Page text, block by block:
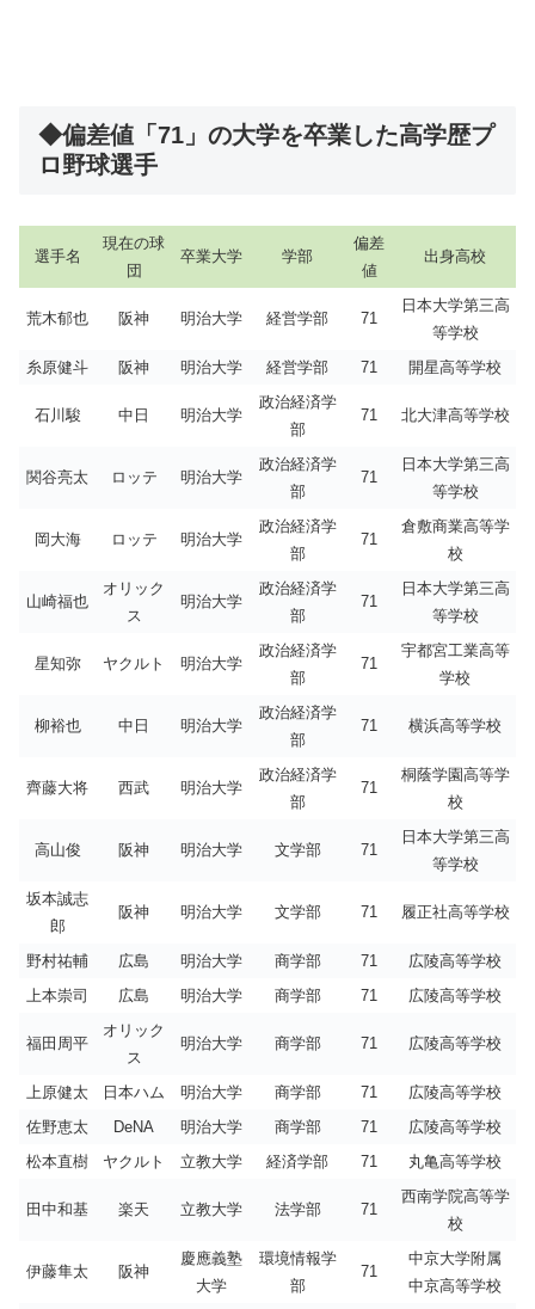
◆偏差値「71」の大学を卒業した高学歴プ
ロ野球選手
選手名
現在の球
団
卒業大学 学部
偏差
値
出身高校
荒木郁也 阪神 明治大学 経営学部 71
日本大学第三高
等学校
糸原健斗
阪神 明治大学 経営学部 71 開星高等学校
石川駿 中日 明治大学
政治経済学
部
71 北大津高等学校
関谷亮太 ロッテ 明治大学
政治経済学
部
71
日本大学第三高
等学校
岡大海 ロッテ 明治大学
政治経済学
部
71
倉敷商業高等学
校
山崎福也
オリック
ス
明治大学
政治経済学
部
71
日本大学第三高
等学校
星知弥 ヤクルト 明治大学
政治経済学
部
71
宇都宮工業高等
学校
柳裕也 中日 明治大学
政治経済学
部
71 横浜高等学校
齊藤大将 西武 明治大学
政治経済学
部
71
桐蔭学園高等学
校
高山俊 阪神 明治大学 文学部 71
日本大学第三高
等学校
坂本誠志
郎
阪神 明治大学 文学部 71 履正社高等学校
野村祐輔 広島 明治大学 商学部 71
広陵高等学校
上本崇司
広島 明治大学 商学部 71 広陵高等学校
福田周平
オリック
ス
明治大学 商学部 71 広陵高等学校
上原健太 日本ハム 明治大学 商学部 71
広陵高等学校
佐野恵太
DeNA 明治大学 商学部 71
広陵高等学校
松本直樹
ヤクルト 立教大学 経済学部 71 丸亀高等学校
田中和基 楽天 立教大学 法学部 71
西南学院高等学
校
伊藤隼太 阪神
慶應義塾
大学
環境情報学
部
71
中京大学附属
中京高等学校